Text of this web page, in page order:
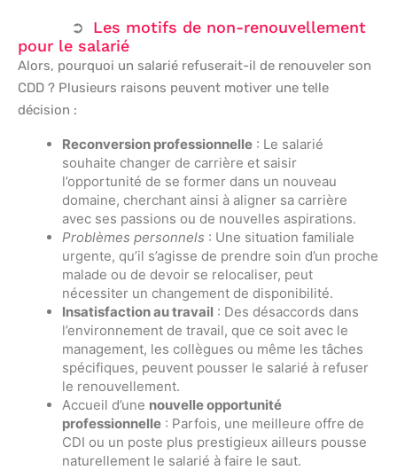
Les motifs de non-renouvellement
pour le salarié
Alors, pourquoi un salarié refuserait-il de renouveler son
CDD ? Plusieurs raisons peuvent motiver une telle
décision :
Reconversion professionnelle : Le salarié
souhaite changer de carrière et saisir
l’opportunité de se former dans un nouveau
domaine, cherchant ainsi à aligner sa carrière
avec ses passions ou de nouvelles aspirations.
Problèmes personnels : Une situation familiale
urgente, qu’il s’agisse de prendre soin d’un proche
malade ou de devoir se relocaliser, peut
nécessiter un changement de disponibilité.
Insatisfaction au travail : Des désaccords dans
l’environnement de travail, que ce soit avec le
management, les collègues ou même les tâches
spécifiques, peuvent pousser le salarié à refuser
le renouvellement.
Accueil d’une nouvelle opportunité
professionnelle : Parfois, une meilleure offre de
CDI ou un poste plus prestigieux ailleurs pousse
naturellement le salarié à faire le saut.